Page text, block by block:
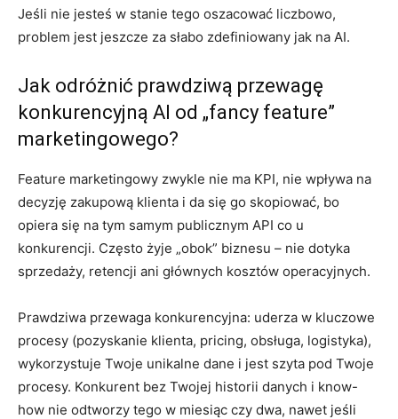
Jeśli nie jesteś w stanie tego oszacować liczbowo,
problem jest jeszcze za słabo zdefiniowany jak na AI.
Jak odróżnić prawdziwą przewagę
konkurencyjną AI od „fancy feature”
marketingowego?
Feature marketingowy zwykle nie ma KPI, nie wpływa na
decyzję zakupową klienta i da się go skopiować, bo
opiera się na tym samym publicznym API co u
konkurencji. Często żyje „obok” biznesu – nie dotyka
sprzedaży, retencji ani głównych kosztów operacyjnych.
Prawdziwa przewaga konkurencyjna: uderza w kluczowe
procesy (pozyskanie klienta, pricing, obsługa, logistyka),
wykorzystuje Twoje unikalne dane i jest szyta pod Twoje
procesy. Konkurent bez Twojej historii danych i know-
how nie odtworzy tego w miesiąc czy dwa, nawet jeśli